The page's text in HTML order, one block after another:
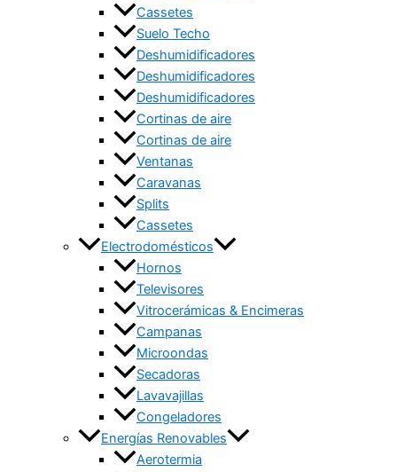
Cassetes
Suelo Techo
Deshumidificadores
Deshumidificadores
Deshumidificadores
Cortinas de aire
Cortinas de aire
Ventanas
Caravanas
Splits
Cassetes
Electrodomésticos
Hornos
Televisores
Vitrocerámicas & Encimeras
Campanas
Microondas
Secadoras
Lavavajillas
Congeladores
Energías Renovables
Aerotermia